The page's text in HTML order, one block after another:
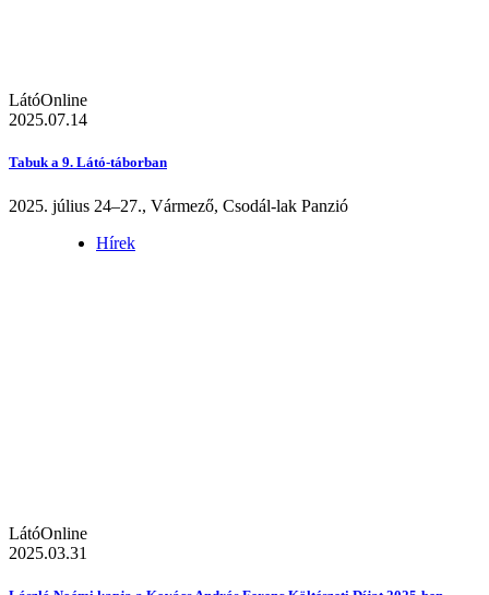
LátóOnline
2025.07.14
Tabuk a 9. Látó-táborban
2025. július 24–27., Vármező, Csodál-lak Panzió
Hírek
LátóOnline
2025.03.31